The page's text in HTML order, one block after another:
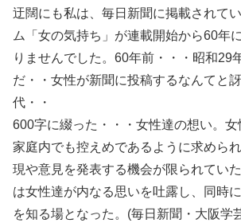
迂闊にも私は、毎日新聞に掲載されて
ム「女の気持ち」が連載開始から60年
りませんでした。60年前・・・昭和29
だ・・女性が新聞に投稿するなんてと
代・・
600字に綴った・・・女性達の想い。
家庭内でも控えめであるように求めら
現や意見を発表する機会が限られてい
は女性達が内なる思いを吐露し、同時
を知る場となった。(毎日新聞・大阪学